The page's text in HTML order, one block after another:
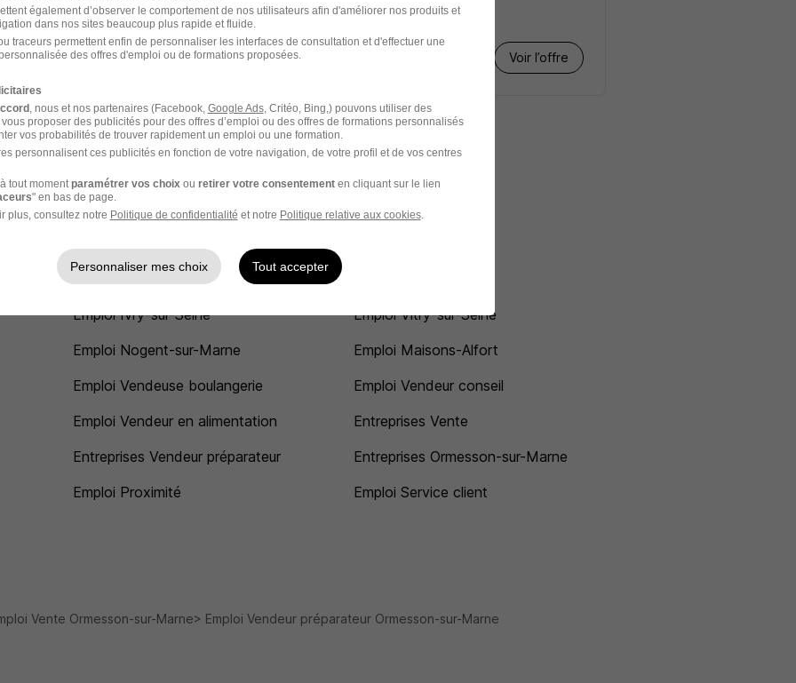
Saint-Mard - 77 Alternance 492,22 - 1 823,03 € / mois
Voir l’offre
Emploi Ivry-sur-Seine
Emploi Vitry-sur-Seine
Emploi Nogent-sur-Marne
Emploi Maisons-Alfort
Emploi Vendeuse boulangerie
Emploi Vendeur conseil
Emploi Vendeur en alimentation
Entreprises Vente
Entreprises Vendeur préparateur
Entreprises Ormesson-sur-Marne
Emploi Proximité Emploi Service client
Vente Ormesson-sur-Marne
Emploi Vendeur préparateur Ormesson-sur-Marne
également d’observer le comportement de nos utilisateurs afin d'améliorer nos produits et
dans nos sites beaucoup plus rapide et fluide.
traceurs permettent enfin de personnaliser les interfaces de consultation et d'effectuer une
des offres d'emploi ou de formations proposées.
, nous et nos partenaires (Facebook, Google Ads, Critéo, Bing,) pouvons utiliser des
proposer des publicités pour des offres d’emploi ou des offres de formations personnalisés
vos probabilités de trouver rapidement un emploi ou une formation.
personnalisent ces publicités en fonction de votre navigation, de votre profil et de vos centres
tout moment paramétrer vos choix ou retirer votre consentementen cliquant sur le lien
" en bas de page.
plus, consultez notre Politique de confidentialité et notre Politique relative aux cookies.
Personnaliser mes choix Tout accepter